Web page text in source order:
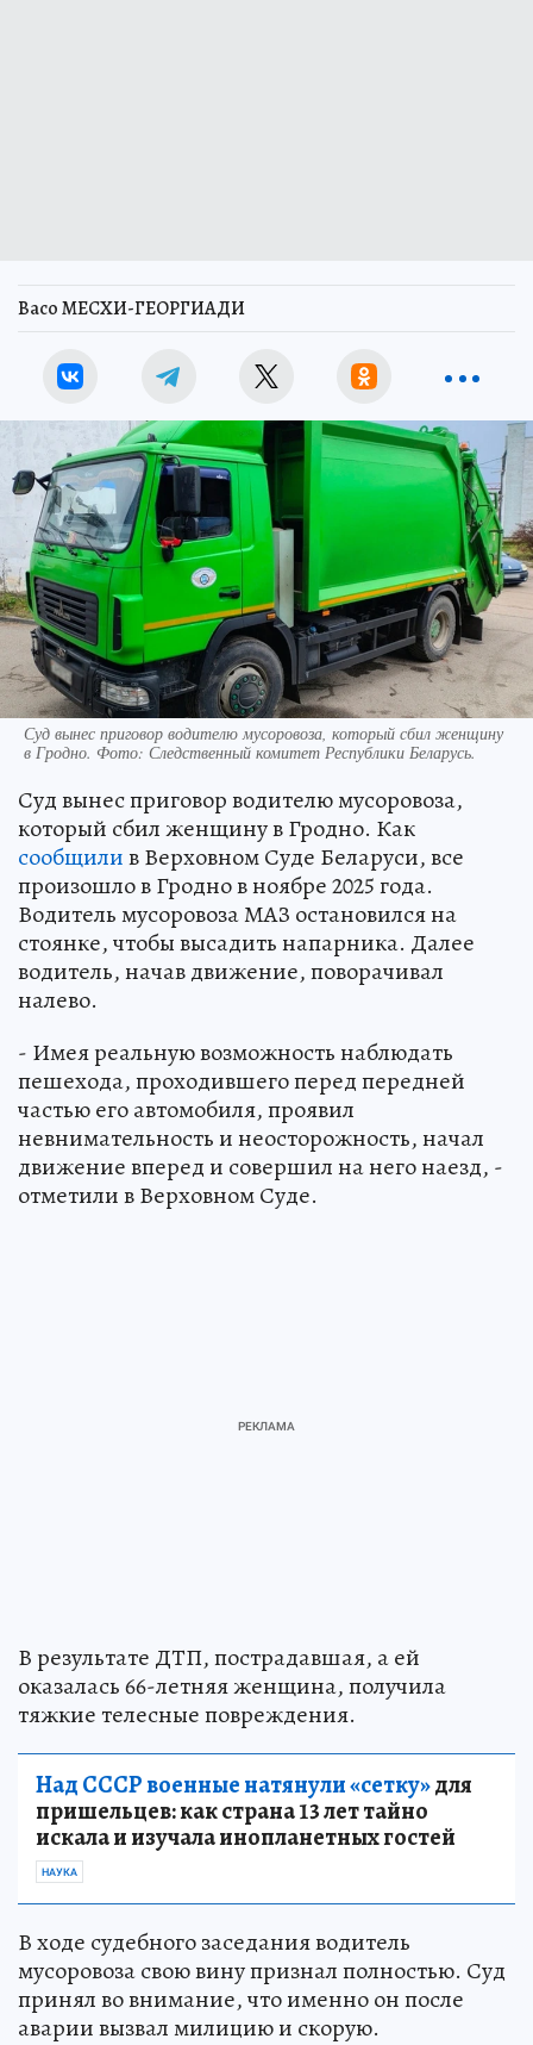
Васо МЕСХИ-ГЕОРГИАДИ
Суд вынес приговор водителю мусоровоза, который сбил женщину
в Гродно. Фото: Следственный комитет Республики Беларусь.
Суд вынес приговор водителю мусоровоза,
который сбил женщину в Гродно. Как
сообщилив Верховном Суде Беларуси, все
произошло в Гродно в ноябре 2025 года.
Водитель мусоровоза МАЗ остановился на
стоянке, чтобы высадить напарника. Далее
водитель, начав движение, поворачивал
налево.
- Имея реальную возможность наблюдать
пешехода, проходившего перед передней
частью его автомобиля, проявил
невнимательность и неосторожность, начал
движение вперед и совершил на него наезд, -
отметили в Верховном Суде.
В результате ДТП, пострадавшая, а ей
оказалась 66-летняя женщина, получила
тяжкие телесные повреждения.
Над СССР военные натянули «сетку»для
пришельцев: как страна 13 лет тайно
искала и изучала инопланетных гостей
НАУКА
В ходе судебного заседания водитель
мусоровоза свою вину признал полностью. Суд
принял во внимание, что именно он после
аварии вызвал милицию и скорую.